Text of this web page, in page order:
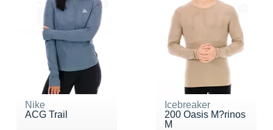
Nike
ACG Trail
Icebreaker
200 Oasis M?rinos
M